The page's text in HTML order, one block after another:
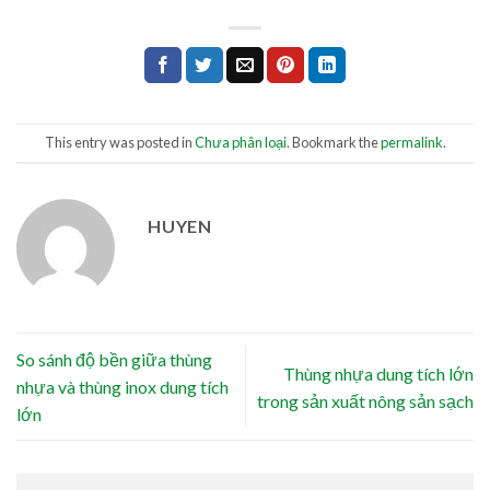
This entry was posted inChưa phân loại. Bookmark thepermalink.
HUYEN
So sánh độ bền giữa thùng
nhựa và thùng inox dung tích
lớn
Thùng nhựa dung tích lớn
trong sản xuất nông sản sạch